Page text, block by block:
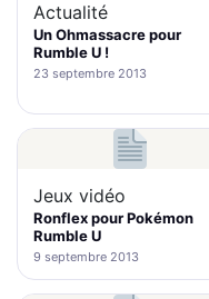
Actualité
Un Ohmassacre pour
Rumble U !
23 septembre 2013
Jeux vidéo
Ronflex pour Pokémon
Rumble U
9 septembre 2013